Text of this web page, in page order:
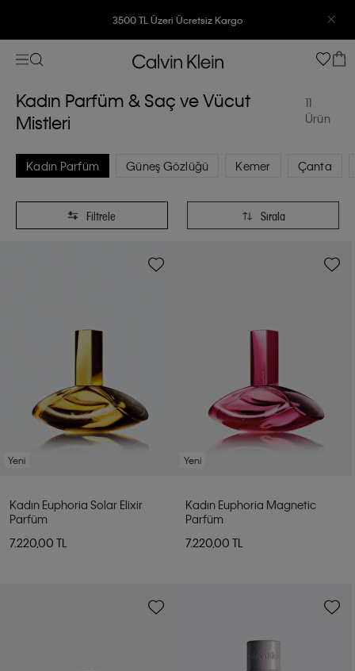
3500 TL Üzeri Ücretsiz Kargo
7500 TL Ve Üzeri Alışverişlerinizde 6 Taksit İmkanı
Kadın Parfüm & Saç ve Vücut
Mistleri
11
Ürün
Güneş Gözlüğü Kemer
Kadın Parfüm Çanta
Filtrele Sırala
Yeni
Kadın Euphoria Solar Elixir
Parfüm
7.220,00 TL
Yeni
Kadın Euphoria Magnetic
Parfüm
7.220,00 TL